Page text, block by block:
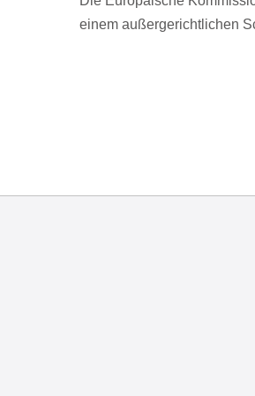
einem außergerichtlichen